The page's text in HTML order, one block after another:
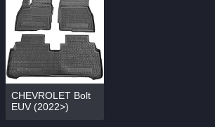
CHEVROLET Bolt
EUV (2022>)